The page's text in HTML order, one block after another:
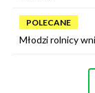
POLECANE
Młodzi rolnicy